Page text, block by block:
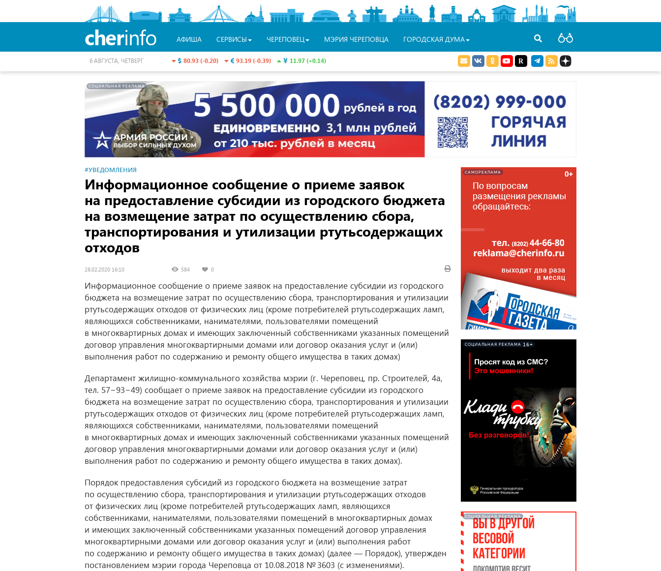
cherinfo АФИША СЕРВИСЫ ЧЕРЕПОВЕЦ МЭРИЯ ЧЕРЕПОВЦА ГОРОДСКАЯ ДУМА
80.93 (-0.20) 93.19 (-0.39) 11.97 (+0.14)
6 АВГУСТА, ЧЕТВЕРГ
СОЦИАЛЬНАЯ РЕКЛАМА
#УВЕДОМЛЕНИЯ
Информационное сообщение о приеме заявок
на предоставление субсидии из городского бюджета
на возмещение затрат по осуществлению сбора,
транспортирования и утилизации ртутьсодержащих
отходов
28.02.2020 16:10 584 0
Информационное сообщение о приеме заявок на предоставление субсидии из городского
бюджета на возмещение затрат по осуществлению сбора, транспортирования и утилизации
ртутьсодержащих отходов от физических лиц (кроме потребителей ртутьсодержащих ламп,
являющихся собственниками, нанимателями, пользователями помещений
в многоквартирных домах и имеющих заключенный собственниками указанных помещений
договор управления многоквартирными домами или договор оказания услуг и (или)
выполнения работ по содержанию и ремонту общего имущества в таких домах)
Департамент жилищно-коммунального хозяйства мэрии (г. Череповец, пр. Строителей, 4а,
тел. 57−93−49) сообщает о приеме заявок на предоставление субсидии из городского
бюджета на возмещение затрат по осуществлению сбора, транспортирования и утилизации
ртутьсодержащих отходов от физических лиц (кроме потребителей ртутьсодержащих ламп,
являющихся собственниками, нанимателями, пользователями помещений
в многоквартирных домах и имеющих заключенный собственниками указанных помещений
договор управления многоквартирными домами или договор оказания услуг и (или)
выполнения работ по содержанию и ремонту общего имущества в таких домах).
Порядок предоставления субсидий из городского бюджета на возмещение затрат
по осуществлению сбора, транспортирования и утилизации ртутьсодержащих отходов
от физических лиц (кроме потребителей ртутьсодержащих ламп, являющихся
собственниками, нанимателями, пользователями помещений в многоквартирных домах
и имеющих заключенный собственниками указанных помещений договор управления
многоквартирными домами или договор оказания услуг и (или) выполнения работ
по содержанию и ремонту общего имущества в таких домах) (далее — Порядок), утвержден
постановлением мэрии города Череповца от 10.08.2018 № 3603 (с изменениями).
САМОРЕКЛАМА
СОЦИАЛЬНАЯ РЕКЛАМА 16+
СОЦИАЛЬНАЯ РЕКЛАМА